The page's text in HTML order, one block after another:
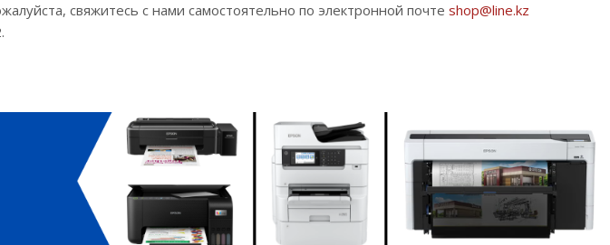
свяжитесь с нами самостоятельно по электронной почте shop@line.kz